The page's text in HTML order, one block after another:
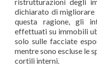
dichiarato di
questa ragione, gli
effettuati su immobili
solo sulle facciate
mentre sono escluse le
cortili interni.